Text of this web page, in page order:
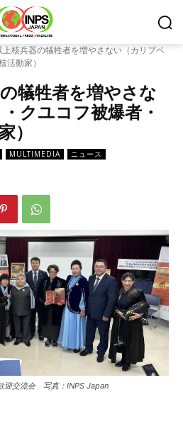
上核兵器の犠牲者を増やさない（カリプベ
活動家）
犠牲者を増やさな
クユコフ被爆者・
）
MULTIMEDIA ニュース
迎交流会 写真：INPS Japan